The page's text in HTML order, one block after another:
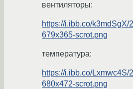
вентиляторы:
https://i.ibb.co/k3mdSgX/
679x365-scrot.png
температура:
https://i.ibb.co/Lxmwc4S/
680x472-scrot.png